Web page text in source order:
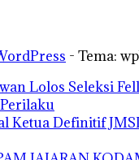
- Tema:
Lolos Seleksi
Ketua Definitif